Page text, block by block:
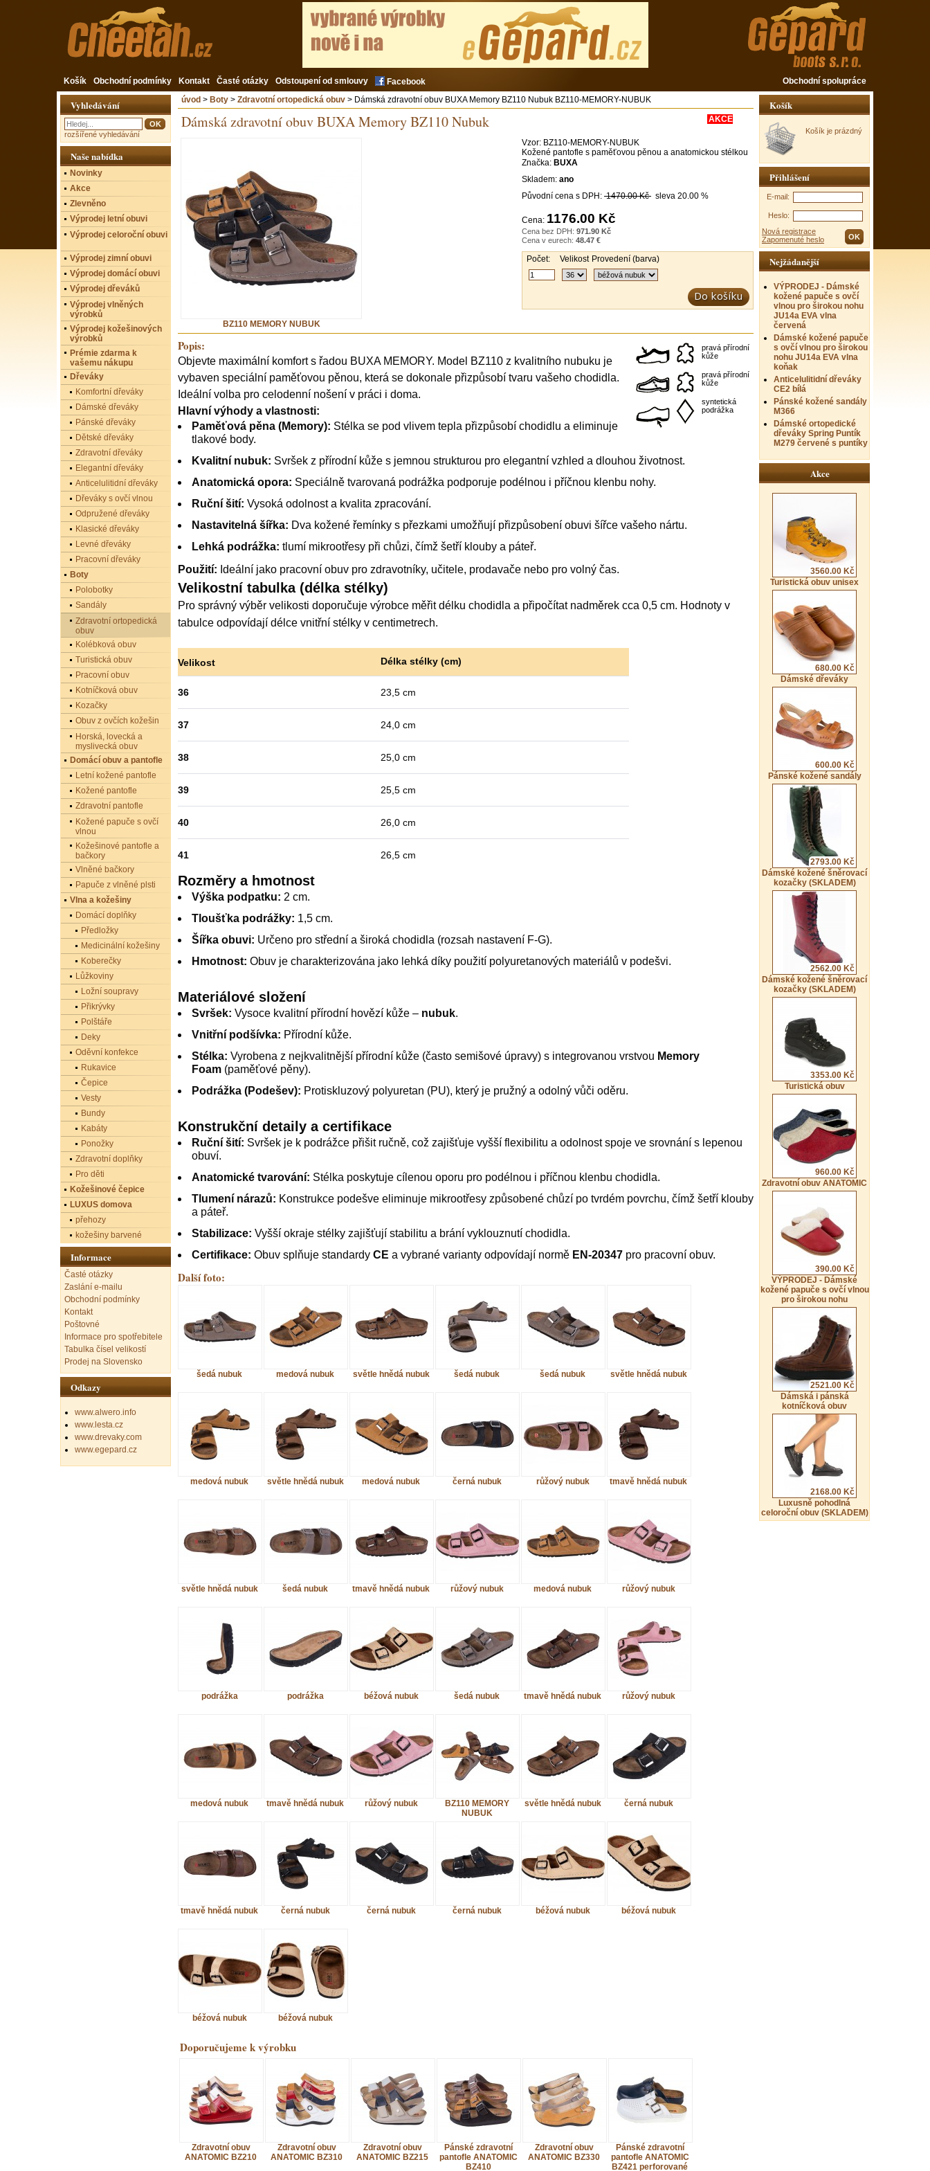
Košík Obchodní podmínky Kontakt Časté otázky Odstoupení od smlouvy Facebook Obchodní spolupráce
Košík
Košík je prázdný
Přihlášení
E-mail:
Heslo:
Nová registrace
Zapomenuté heslo
Nejžádanější
VÝPRODEJ - Dámské
kožené papuče s ovčí
vlnou pro širokou nohu
JU14a EVA vlna
červená
Dámské kožené papuče
s ovčí vlnou pro širokou
nohu JU14a EVA vlna
koňak
Anticelulitidní dřeváky
CE2 bílá
Pánské kožené sandály
M366
Dámské ortopedické
dřeváky Spring Puntík
M279 červené s puntíky
Akce
3560.00 Kč
Turistická obuv unisex
680.00 Kč
Dámské dřeváky
600.00 Kč
Pánské kožené sandály
2793.00 Kč
Dámské kožené šněrovací
kozačky (SKLADEM)
2562.00 Kč
Dámské kožené šněrovací
kozačky (SKLADEM)
3353.00 Kč
Turistická obuv
960.00 Kč
Zdravotní obuv ANATOMIC
390.00 Kč
VÝPRODEJ - Dámské
kožené papuče s ovčí vlnou
pro širokou nohu
2521.00 Kč
Dámská i pánská
kotníčková obuv
2168.00 Kč
Luxusně pohodlná
celoroční obuv (SKLADEM)
úvod > Boty > Zdravotní ortopedická obuv > Dámská zdravotní obuv BUXA Memory BZ110 Nubuk BZ110-MEMORY-NUBUK
AKCE
Dámská zdravotní obuv BUXA Memory BZ110 Nubuk
BZ110 MEMORY NUBUK
Vzor: BZ110-MEMORY-NUBUK
Kožené pantofle s paměťovou pěnou a anatomickou stélkou
Značka: BUXA
Skladem: ano
Původní cena s DPH: 1470.00 Kč sleva 20.00 %
Cena: 1176.00 Kč
Cena bez DPH: 971.90 Kč
Cena v eurech: 48.47 €
Počet: Velikost Provedení (barva)
pravá přírodní
kůže
pravá přírodní
kůže
syntetická
podrážka
Popis:
Objevte maximální komfort s řadou BUXA MEMORY. Model BZ110 z kvalitního nubuku je
vybaven speciální paměťovou pěnou, která se dokonale přizpůsobí tvaru vašeho chodidla.
Ideální volba pro celodenní nošení v práci i doma.
Hlavní výhody a vlastnosti:
Paměťová pěna (Memory): Stélka se pod vlivem tepla přizpůsobí chodidlu a eliminuje
tlakové body.
Kvalitní nubuk: Svršek z přírodní kůže s jemnou strukturou pro elegantní vzhled a dlouhou životnost.
Anatomická opora: Speciálně tvarovaná podrážka podporuje podélnou i příčnou klenbu nohy.
Ruční šití: Vysoká odolnost a kvalita zpracování.
Nastavitelná šířka: Dva kožené řemínky s přezkami umožňují přizpůsobení obuvi šířce vašeho nártu.
Lehká podrážka: tlumí mikrootřesy při chůzi, čímž šetří klouby a páteř.
Použití: Ideální jako pracovní obuv pro zdravotníky, učitele, prodavače nebo pro volný čas.
Velikostní tabulka (délka stélky)
Pro správný výběr velikosti doporučuje výrobce měřit délku chodidla a připočítat nadměrek cca 0,5 cm. Hodnoty v
tabulce odpovídají délce vnitřní stélky v centimetrech.
Velikost Délka stélky (cm)
36 23,5 cm
37 24,0 cm
38 25,0 cm
39 25,5 cm
40 26,0 cm
41 26,5 cm
Rozměry a hmotnost
Výška podpatku: 2 cm.
Tloušťka podrážky: 1,5 cm.
Šířka obuvi: Určeno pro střední a široká chodidla (rozsah nastavení F-G).
Hmotnost: Obuv je charakterizována jako lehká díky použití polyuretanových materiálů v podešvi.
Materiálové složení
Svršek: Vysoce kvalitní přírodní hovězí kůže – nubuk.
Vnitřní podšívka: Přírodní kůže.
Stélka: Vyrobena z nejkvalitnější přírodní kůže (často semišové úpravy) s integrovanou vrstvou Memory
Foam (paměťové pěny).
Podrážka (Podešev): Protiskluzový polyuretan (PU), který je pružný a odolný vůči oděru.
Konstrukční detaily a certifikace
Ruční šití: Svršek je k podrážce přišit ručně, což zajišťuje vyšší flexibilitu a odolnost spoje ve srovnání s lepenou
obuví.
Anatomické tvarování: Stélka poskytuje cílenou oporu pro podélnou i příčnou klenbu chodidla.
Tlumení nárazů: Konstrukce podešve eliminuje mikrootřesy způsobené chůzí po tvrdém povrchu, čímž šetří klouby
a páteř.
Stabilizace: Vyšší okraje stélky zajišťují stabilitu a brání vyklouznutí chodidla.
Certifikace: Obuv splňuje standardy CE a vybrané varianty odpovídají normě EN-20347 pro pracovní obuv.
Další foto:
šedá nubuk medová nubuk světle hnědá nubuk šedá nubuk šedá nubuk světle hnědá nubuk
medová nubuk světle hnědá nubuk medová nubuk černá nubuk růžový nubuk tmavě hnědá nubuk
světle hnědá nubuk šedá nubuk tmavě hnědá nubuk růžový nubuk medová nubuk růžový nubuk
podrážka podrážka béžová nubuk šedá nubuk tmavě hnědá nubuk růžový nubuk
medová nubuk tmavě hnědá nubuk růžový nubuk
BZ110 MEMORY
NUBUK
světle hnědá nubuk černá nubuk
tmavě hnědá nubuk černá nubuk černá nubuk černá nubuk béžová nubuk béžová nubuk
béžová nubuk béžová nubuk
Doporučujeme k výrobku
Zdravotní obuv
ANATOMIC BZ210
Zdravotní obuv
ANATOMIC BZ310
Zdravotní obuv
ANATOMIC BZ215
Pánské zdravotní
pantofle ANATOMIC
BZ410
Zdravotní obuv
ANATOMIC BZ330
Pánské zdravotní
pantofle ANATOMIC
BZ421 perforované
Vyhledávání
rozšířené vyhledávání
Naše nabídka
Novinky
Akce
Zlevněno
Výprodej letní obuvi
Výprodej celoroční obuvi
Výprodej zimní obuvi
Výprodej domácí obuvi
Výprodej dřeváků
Výprodej vlněných
výrobků
Výprodej kožešinových
výrobků
Prémie zdarma k
vašemu nákupu
Dřeváky
Komfortní dřeváky
Dámské dřeváky
Pánské dřeváky
Dětské dřeváky
Zdravotní dřeváky
Elegantní dřeváky
Anticelulitidní dřeváky
Dřeváky s ovčí vlnou
Odpružené dřeváky
Klasické dřeváky
Levné dřeváky
Pracovní dřeváky
Boty
Polobotky
Sandály
Zdravotní ortopedická
obuv
Kolébková obuv
Turistická obuv
Pracovní obuv
Kotníčková obuv
Kozačky
Obuv z ovčích kožešin
Horská, lovecká a
myslivecká obuv
Domácí obuv a pantofle
Letní kožené pantofle
Kožené pantofle
Zdravotní pantofle
Kožené papuče s ovčí
vlnou
Kožešinové pantofle a
bačkory
Vlněné bačkory
Papuče z vlněné plsti
Vlna a kožešiny
Domácí doplňky
Předložky
Medicinální kožešiny
Koberečky
Lůžkoviny
Ložní soupravy
Přikrývky
Polštáře
Deky
Oděvní konfekce
Rukavice
Čepice
Vesty
Bundy
Kabáty
Ponožky
Zdravotní doplňky
Pro děti
Kožešinové čepice
LUXUS domova
přehozy
kožešiny barvené
Informace
Časté otázky
Zaslání e-mailu
Obchodní podmínky
Kontakt
Poštovné
Informace pro spotřebitele
Tabulka čísel velikostí
Prodej na Slovensko
Odkazy
www.alwero.info
www.lesta.cz
www.drevaky.com
www.egepard.cz